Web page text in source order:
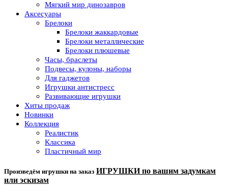
Мягкий мир динозавров
Аксесуары
Брелоки
Брелоки жаккардовые
Брелоки металлические
Брелоки плюшевые
Часы, браслеты
Подвесы, кулоны, наборы
Для гаджетов
Игрушки антистресс
Развивающие игрушки
Хиты продаж
Новинки
Коллекция
Реалистик
Классика
Пластичный мир
Произведём игрушки на заказ ИГРУШКИ по вашим задумкам
или эскизам